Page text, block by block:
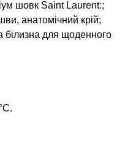
шовк Saint Laurent:;
анатомічний крій;
білизна для щоденного